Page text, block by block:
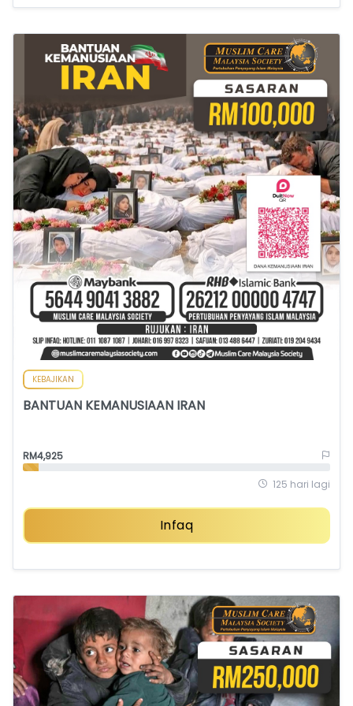
KEBAJIKAN
BANTUAN KEMANUSIAAN IRAN
RM4,925
125 hari lagi
Infaq